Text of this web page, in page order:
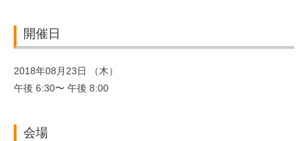
開催日
2018年08月23日 （木）
午後 6:30〜 午後 8:00
会場